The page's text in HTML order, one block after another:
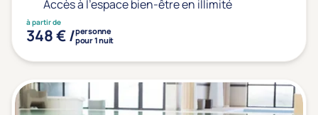
Accès à l'espace bien-être en illimité
à partir de
348 € /personne
pour 1 nuit